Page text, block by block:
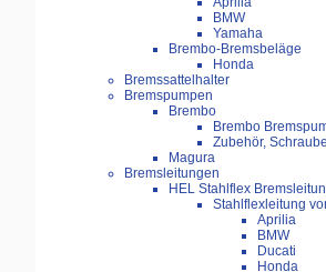
BMW
Yamaha
Brembo-Bremsbeläge
Honda
Bremssattelhalter
Bremspumpen
Brembo
Brembo
Zubehör,
Magura
Bremsleitungen
HEL Stahlflex
Stahlflexleitung
Aprilia
BMW
Ducati
Honda